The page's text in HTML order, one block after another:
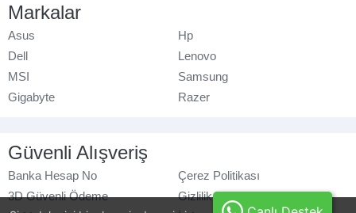
Markalar
Asus
Hp
Dell
Lenovo
MSI
Samsung
Gigabyte
Razer
Güvenli Alışveriş
Banka Hesap No
Çerez Politikası
3D Güvenli Ödeme
Gizlilik Politikası